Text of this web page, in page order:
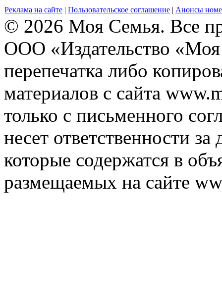
Реклама на сайте | Пользовательское соглашение | Анонсы
© 2026 Моя Семья. Все
ООО «Издательство
перепечатка либо
материалов с сайта
только с письменного
несет ответственности
которые содержатся в
размещаемых на сайте